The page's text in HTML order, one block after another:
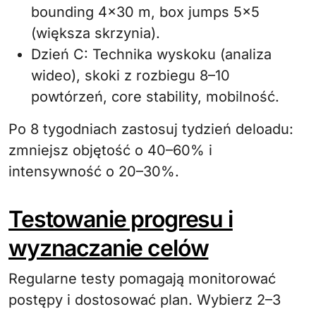
bounding 4×30 m, box jumps 5×5
(większa skrzynia).
Dzień C: Technika wyskoku (analiza
wideo), skoki z rozbiegu 8–10
powtórzeń, core stability, mobilność.
Po 8 tygodniach zastosuj tydzień deloadu:
zmniejsz objętość o 40–60% i
intensywność o 20–30%.
Testowanie progresu i
wyznaczanie celów
Regularne testy pomagają monitorować
postępy i dostosować plan. Wybierz 2–3